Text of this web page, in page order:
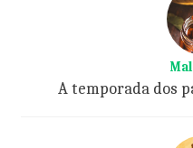
A temporada dos